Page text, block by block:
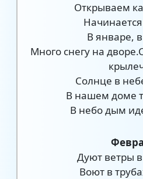
Открываем
В январе,
Много снегу на
Солнце в
В нашем доме
В небо дым
Дуют ветры
Воют в